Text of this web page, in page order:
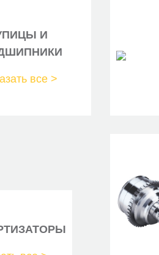
И
все >